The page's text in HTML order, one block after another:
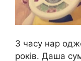
З часу нар
років. Даша